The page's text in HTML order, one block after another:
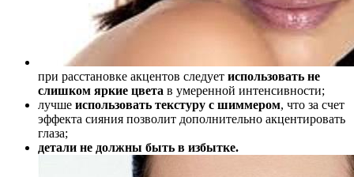
при расстановке акцентов следует использовать не
слишком яркие цвета в умеренной интенсивности;
лучше использовать текстуру с шиммером, что за счет
эффекта сияния позволит дополнительно акцентировать
глаза;
детали не должны быть в избытке.